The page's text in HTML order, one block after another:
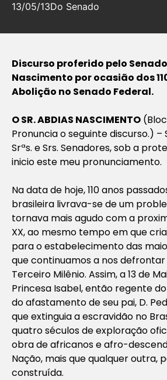
13/05/13Do Senado
Discurso proferido pelo
Nascimento por ocasião dos
Abolição no Senado Federal.
O SR. ABDIAS NASCIMENTO
Pronuncia o seguinte discurso.) –
Srªs. e Srs. Senadores, sob a
inicio este meu pronunciamento.
Na data de hoje, 110 anos
brasileira livrava-se de um
tornava mais agudo com a
XX, ao mesmo tempo em que
para o estabelecimento das
que continuamos a nos
Terceiro Milênio. Assim, a 13 de
Princesa Isabel, então regente
do afastamento de seu pai, D.
que extinguia a escravidão no
quatro séculos de exploração
obra de africanos e afro-
Nação, mais que qualquer outra,
construída.